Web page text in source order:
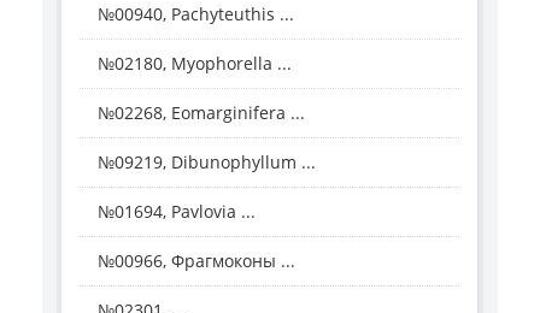
№00940, Pachyteuthis ...
№02180, Myophorella ...
№02268, Eomarginifera ...
№09219, Dibunophyllum ...
№01694, Pavlovia ...
№00966, Фрагмоконы ...